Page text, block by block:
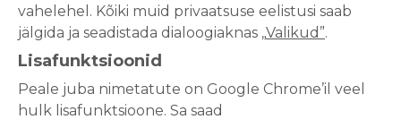
vahelehel. Kõiki muid privaatsuse eelistusi saab
jälgida ja seadistada dialoogiaknas „Valikud”.
Lisafunktsioonid
Peale juba nimetatute on Google Chrome’il veel
hulk lisafunktsioone. Sa saad